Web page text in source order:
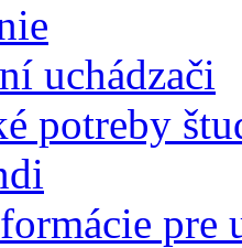
uchádzači
potreby
pre